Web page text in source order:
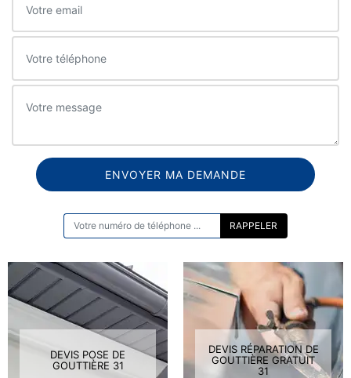
DEVIS POSE DE
GOUTTIÈRE 31
DEVIS RÉPARATION DE
GOUTTIÈRE GRATUIT
31